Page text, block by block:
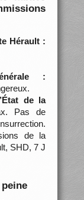
Hérault :
:
de la
Pas de
de la
SHD, 7 J